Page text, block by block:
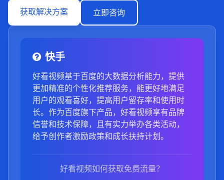
获取解决方案 立即咨询
快手
好看视频基于百度的大数据分析能力，提供
更加精准的个性化推荐服务，能更好地满足
用户的观看喜好，提高用户留存率和使用时
长。作为百度旗下产品，好看视频享有品牌
信誉和技术保障，且有实力举办各类活动，
给予创作者激励政策和成长扶持计划。
好看视频如何获取免费流量？